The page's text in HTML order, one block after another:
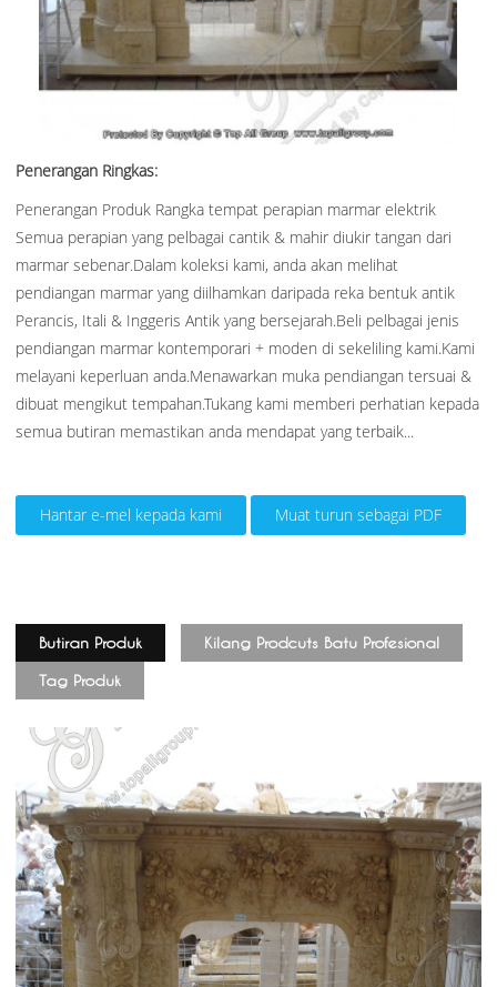
Penerangan Ringkas:
Penerangan Produk Rangka tempat perapian marmar elektrik
Semua perapian yang pelbagai cantik & mahir diukir tangan dari
marmar sebenar.Dalam koleksi kami, anda akan melihat
pendiangan marmar yang diilhamkan daripada reka bentuk antik
Perancis, Itali & Inggeris Antik yang bersejarah.Beli pelbagai jenis
pendiangan marmar kontemporari + moden di sekeliling kami.Kami
melayani keperluan anda.Menawarkan muka pendiangan tersuai &
dibuat mengikut tempahan.Tukang kami memberi perhatian kepada
semua butiran memastikan anda mendapat yang terbaik...
Hantar e-mel kepada kami Muat turun sebagai PDF
Butiran Produk
Kilang Prodcuts Batu Profesional
Tag Produk